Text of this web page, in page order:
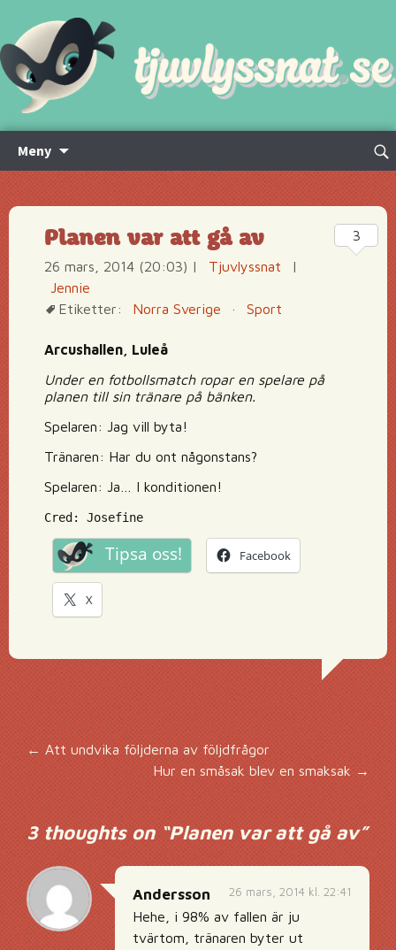
Meny
innehåll
Sök
Planen var att gå av
26 mars, 2014 (20:03) | Tjuvlyssnat
|
Jennie
Etiketter:
Norra Sverige · Sport
Arcushallen, Luleå
Under en fotbollsmatch ropar en spelare på
planen till sin tränare på bänken.
Spelaren: Jag vill byta!
Tränaren: Har du ont någonstans?
Spelaren: Ja… I konditionen!
Cred: Josefine
Tipsa oss! Facebook
X
3
Inläggsnavigering
←Att undvika följderna av följdfrågor
Hur en småsak blev en smaksak →
3 thoughts on “Planen var att gå av”
26 mars, 2014 kl. 22:41
Andersson
Hehe, i 98% av fallen är ju
tvärtom, tränaren byter ut